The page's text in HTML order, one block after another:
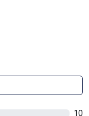
10